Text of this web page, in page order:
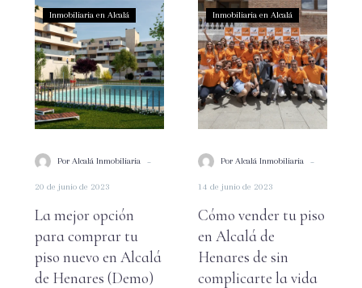
La
mejor
opción
para
comprar
tu
piso
Alcalá
de
Henares
(Demo)
Inmobiliaria en Alcalá
Por Alcalá Inmobiliaria -
20 de junio de 2023
La mejor opción
para comprar tu
piso nuevo en Alcalá
de Henares (Demo)
Cómo
vender
tu
piso
en
Alcalá
de
sin
complicarte
la
vida
(Demo)
Inmobiliaria en Alcalá
Por Alcalá Inmobiliaria -
14 de junio de 2023
Cómo vender tu piso
en Alcalá de
Henares de sin
complicarte la vida